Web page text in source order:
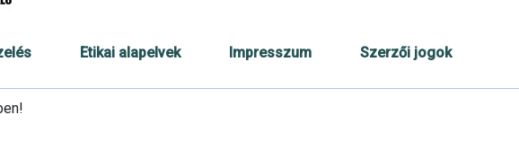
Etikai alapelvek Impresszum Szerzői jogok